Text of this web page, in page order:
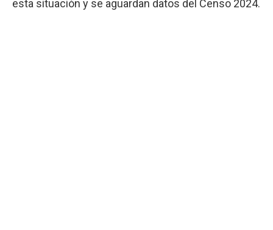
esta situación y se aguardan datos del Censo 2024.